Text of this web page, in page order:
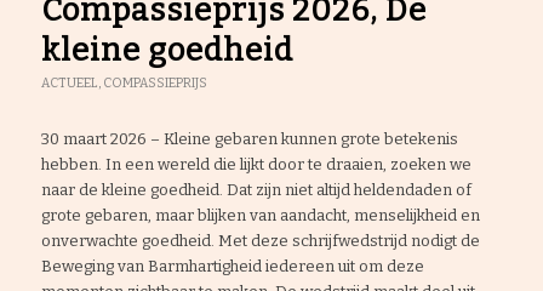
Compassieprijs 2026, De
kleine goedheid
ACTUEEL, COMPASSIEPRIJS
30 maart 2026 – Kleine gebaren kunnen grote betekenis
hebben. In een wereld die lijkt door te draaien, zoeken we
naar de kleine goedheid. Dat zijn niet altijd heldendaden of
grote gebaren, maar blijken van aandacht, menselijkheid en
onverwachte goedheid. Met deze schrijfwedstrijd nodigt de
Beweging van Barmhartigheid iedereen uit om deze